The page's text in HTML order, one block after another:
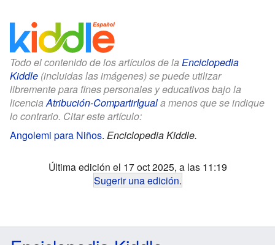
Todo el contenido de los artículos de la Enciclopedia
Kiddle (incluidas las imágenes) se puede utilizar
libremente para fines personales y educativos bajo la
licenciaAtribución-CompartirIguala menos que se indique
lo contrario. Citar este artículo:
Angolemi para Niños. Enciclopedia Kiddle.
Última edición el 17 oct 2025, a las 11:19
Sugerir una edición.